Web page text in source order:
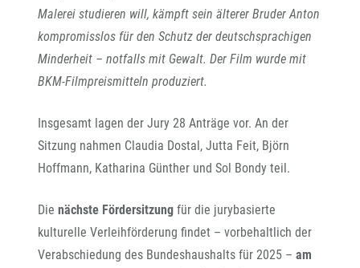
Malerei studieren will, kämpft sein älterer Bruder Anton
kompromisslos für den Schutz der deutschsprachigen
Minderheit – notfalls mit Gewalt. Der Film wurde mit
BKM-Filmpreismitteln produziert.
Insgesamt lagen der Jury 28 Anträge vor. An der
Sitzung nahmen Claudia Dostal, Jutta Feit, Björn
Hoffmann, Katharina Günther und Sol Bondy teil.
Die nächste Fördersitzung für die jurybasierte
kulturelle Verleihförderung findet – vorbehaltlich der
Verabschiedung des Bundeshaushalts für 2025 – am